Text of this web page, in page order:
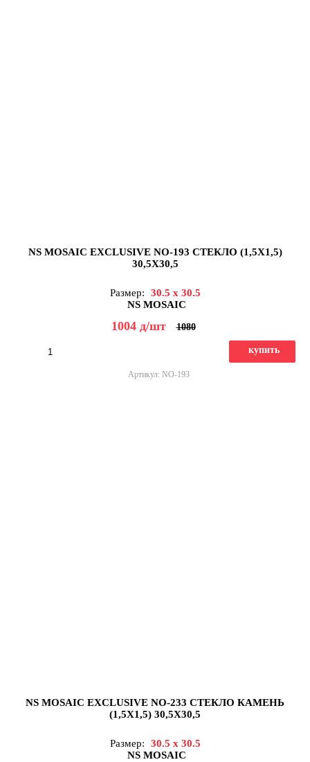
NS MOSAIC EXCLUSIVE NO-193 СТЕКЛО (1,5X1,5)
30,5X30,5
Размер:
30.5 x 30.5
NS MOSAIC
1004 д/шт 1080
купить
Артикул: NO-193
NS MOSAIC EXCLUSIVE NO-233 СТЕКЛО КАМЕНЬ
(1,5X1,5) 30,5X30,5
Размер:
30.5 x 30.5
NS MOSAIC